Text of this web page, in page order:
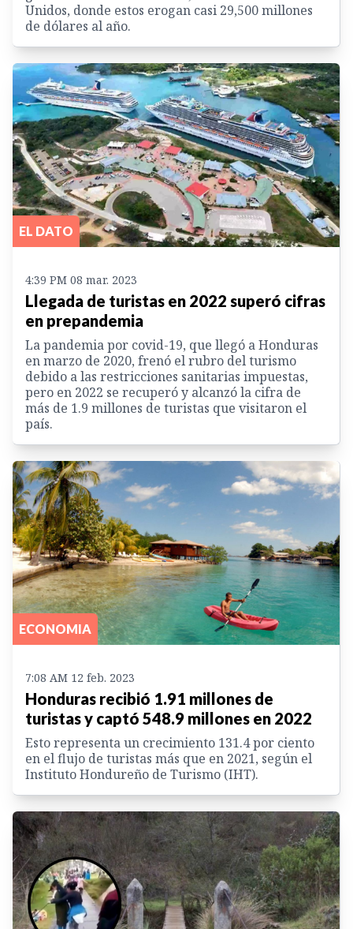
Unidos, donde estos erogan casi 29,500 millones
de dólares al año.
EL DATO
4:39 PM 08 mar. 2023
Llegada de turistas en 2022 superó cifras
en prepandemia
La pandemia por covid-19, que llegó a Honduras
en marzo de 2020, frenó el rubro del turismo
debido a las restricciones sanitarias impuestas,
pero en 2022 se recuperó y alcanzó la cifra de
más de 1.9 millones de turistas que visitaron el
país.
ECONOMIA
7:08 AM 12 feb. 2023
Honduras recibió 1.91 millones de
turistas y captó 548.9 millones en 2022
Esto representa un crecimiento 131.4 por ciento
en el flujo de turistas más que en 2021, según el
Instituto Hondureño de Turismo (IHT).